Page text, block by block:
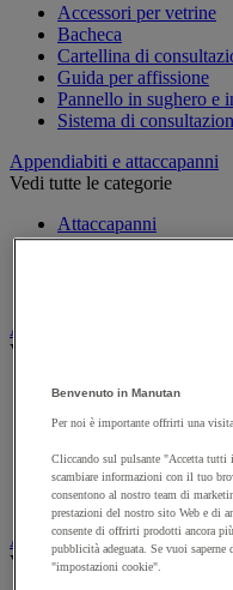
Accessori per vetrine
Bacheca
Cartellina di
Guida per affissione
Pannello in sughero e
Sistema di
Appendiabiti e attaccapanni
Vedi tutte le categorie
Attaccapanni
Attaccapanni a muro
Armadio e archiviazione
Vedi tutte le categorie
Archiviazione
Archiviazione per
Armadio
Armadio per ufficio
Carrello da ufficio
Libreria
Audiovisivi
Vedi tutte le categorie
Benvenuto in Manutan
Per noi è importante offrirti una
Cliccando sul pulsante "Accetta tutti
scambiare informazioni con il tuo
consentono al nostro team di
prestazioni del nostro sito Web e di
consente di offrirti prodotti ancora
pubblicità adeguata. Se vuoi
"impostazioni cookie".